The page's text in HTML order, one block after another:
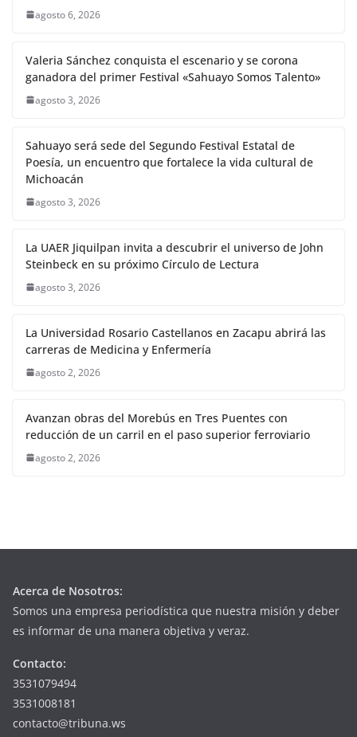
agosto 6, 2026
Valeria Sánchez conquista el escenario y se corona
ganadora del primer Festival «Sahuayo Somos Talento»
agosto 3, 2026
Sahuayo será sede del Segundo Festival Estatal de
Poesía, un encuentro que fortalece la vida cultural de
Michoacán
agosto 3, 2026
La UAER Jiquilpan invita a descubrir el universo de John
Steinbeck en su próximo Círculo de Lectura
agosto 3, 2026
La Universidad Rosario Castellanos en Zacapu abrirá las
carreras de Medicina y Enfermería
agosto 2, 2026
Avanzan obras del Morebús en Tres Puentes con
reducción de un carril en el paso superior ferroviario
agosto 2, 2026
Acerca de Nosotros:
Somos una empresa periodística que nuestra misión y deber
es informar de una manera objetiva y veraz.
Contacto:
3531079494
3531008181
contacto@tribuna.ws